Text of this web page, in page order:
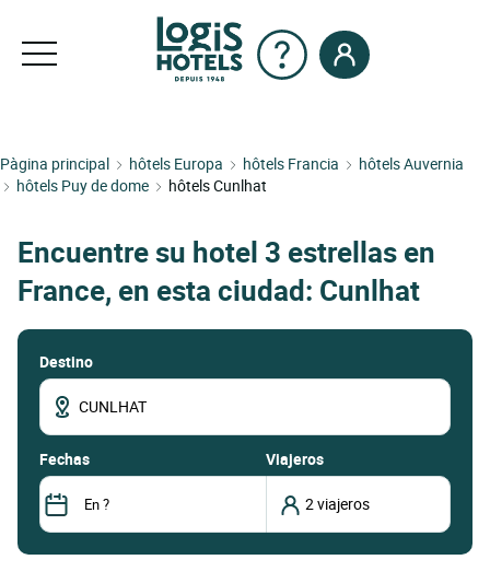
Pàgina principal hôtels Europa hôtels Francia
hôtels Auvernia
hôtels Puy de dome
hôtels Cunlhat
Encuentre su hotel 3 estrellas en
France, en esta ciudad: Cunlhat
Destino
fechas Viajeros